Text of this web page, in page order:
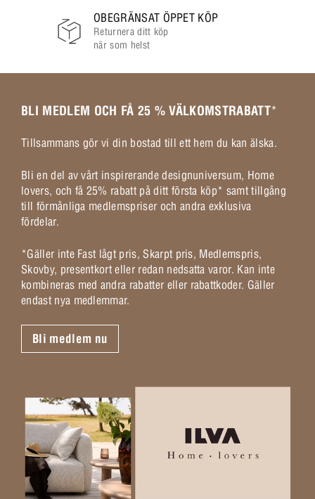
OBEGRÄNSAT ÖPPET KÖP
Returnera ditt köp
när som helst
BLI MEDLEM OCH FÅ 25 % VÄLKOMSTRABATT*
Tillsammans gör vi din bostad till ett hem du kan älska.
Bli en del av vårt inspirerande designuniversum, Home
lovers, och få 25% rabatt på ditt första köp* samt tillgång
till förmånliga medlemspriser och andra exklusiva
fördelar.
*Gäller inte Fast lågt pris, Skarpt pris, Medlemspris,
Skovby, presentkort eller redan nedsatta varor. Kan inte
kombineras med andra rabatter eller rabattkoder. Gäller
endast nya medlemmar.
Bli medlem nu